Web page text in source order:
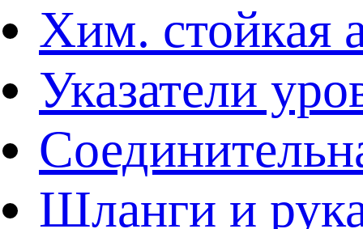
Хим. стойкая
Указатели
Шланги и